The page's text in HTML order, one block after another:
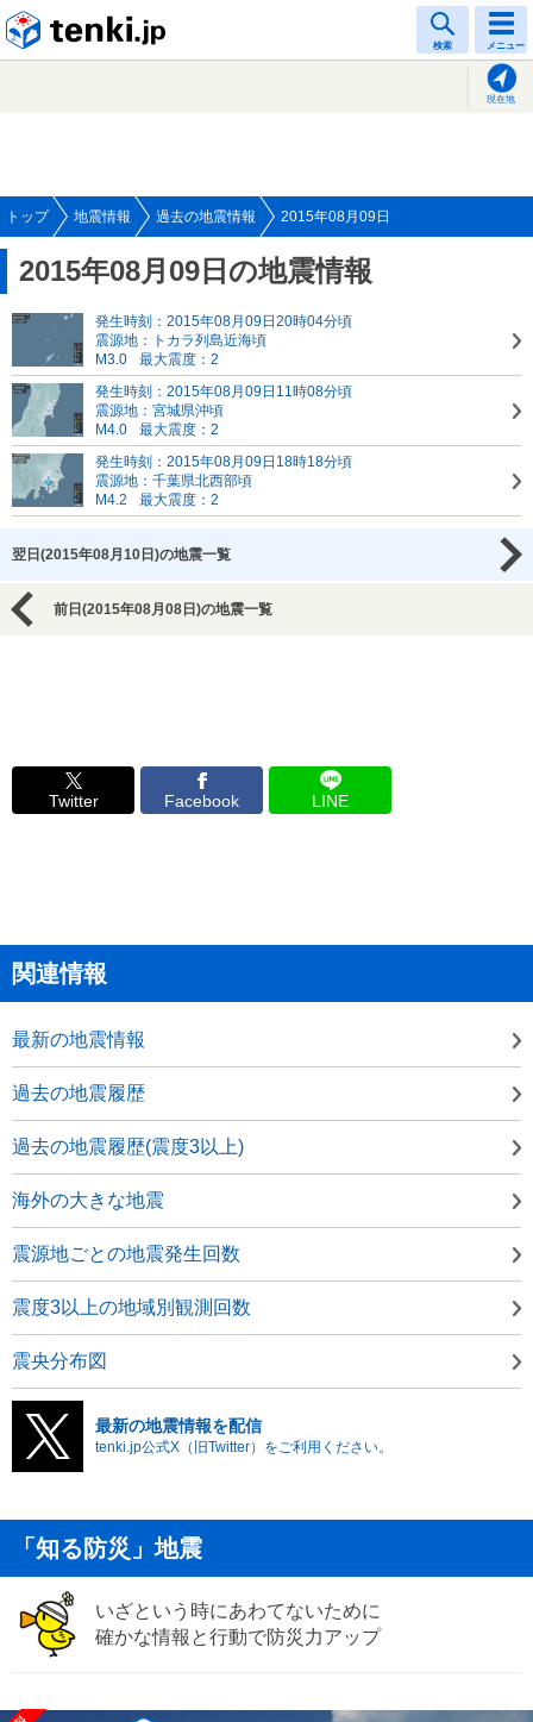
検索 メニュー
現在地
トップ 地震情報 過去の地震情報 2015年08月09日
2015年08月09日の地震情報
発生時刻：2015年08月09日20時04分頃
震源地：トカラ列島近海頃
M3.0
最大震度：2
発生時刻：2015年08月09日11時08分頃
震源地：宮城県沖頃
M4.0
最大震度：2
発生時刻：2015年08月09日18時18分頃
震源地：千葉県北西部頃
M4.2
最大震度：2
翌日(2015年08月10日)の地震一覧
前日(2015年08月08日)の地震一覧
Twitter Facebook LINE
関連情報
最新の地震情報
過去の地震履歴
過去の地震履歴(震度3以上)
海外の大きな地震
震源地ごとの地震発生回数
震度3以上の地域別観測回数
震央分布図
最新の地震情報を配信
tenki.jp公式X（旧Twitter）をご利用ください。
「知る防災」地震
いざという時にあわてないために
確かな情報と行動で防災力アップ